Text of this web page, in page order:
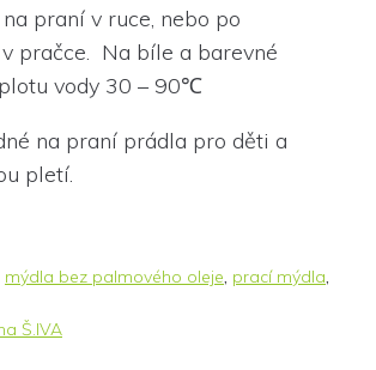
praní v ruce, nebo po
pračce. Na bíle a barevné
vody 30 – 90℃
na praní prádla pro děti a
pletí.
mýdla bez palmového oleje prací mýdla
Š.IVA